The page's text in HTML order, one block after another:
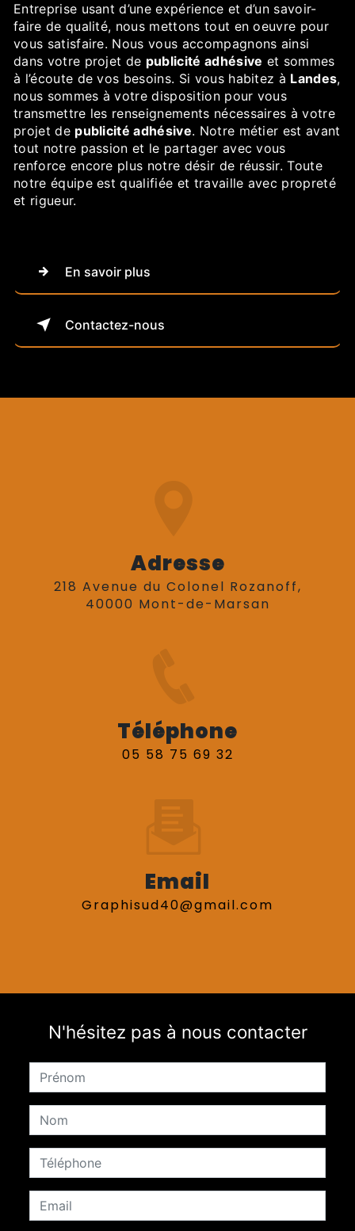
Entreprise usant d’une expérience et d’un savoir-
faire de qualité, nous mettons tout en oeuvre pour
vous satisfaire. Nous vous accompagnons ainsi
dans votre projet de publicité adhésive et sommes
à l’écoute de vos besoins. Si vous habitez à Landes,
nous sommes à votre disposition pour vous
transmettre les renseignements nécessaires à votre
projet de publicité adhésive. Notre métier est avant
tout notre passion et le partager avec vous
renforce encore plus notre désir de réussir. Toute
notre équipe est qualifiée et travaille avec propreté
et rigueur.
En savoir plus
Contactez-nous
Adresse
218 Avenue du Colonel Rozanoff,
40000 Mont-de-Marsan
Téléphone
05 58 75 69 32
Email
graphisud40@gmail.com
N'hésitez pas à nous contacter